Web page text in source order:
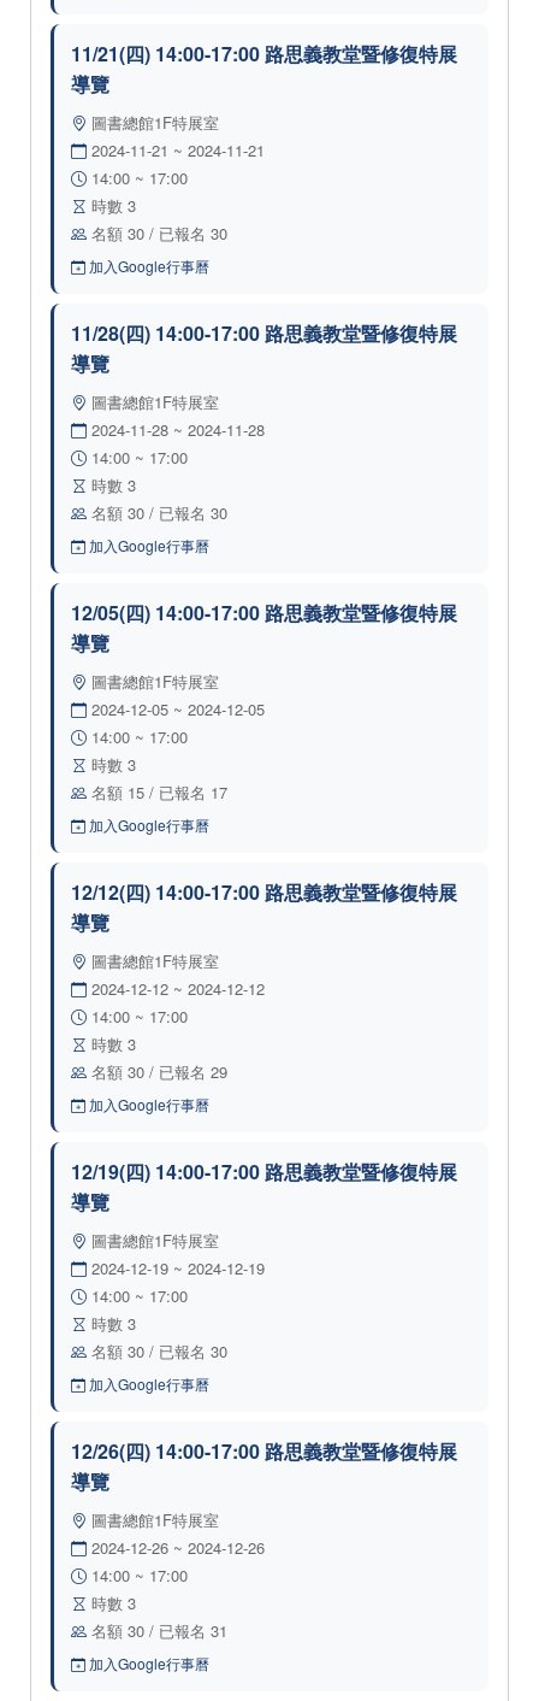
11/21(四) 14:00-17:00 路思義教堂暨修復特展
導覽
圖書總館1F特展室
2024-11-21 ~ 2024-11-21
14:00 ~ 17:00
時數 3
名額 30 / 已報名 30
加入Google行事曆
11/28(四) 14:00-17:00 路思義教堂暨修復特展
導覽
圖書總館1F特展室
2024-11-28 ~ 2024-11-28
14:00 ~ 17:00
時數 3
名額 30 / 已報名 30
加入Google行事曆
12/05(四) 14:00-17:00 路思義教堂暨修復特展
導覽
圖書總館1F特展室
2024-12-05 ~ 2024-12-05
14:00 ~ 17:00
時數 3
名額 15 / 已報名 17
加入Google行事曆
12/12(四) 14:00-17:00 路思義教堂暨修復特展
導覽
圖書總館1F特展室
2024-12-12 ~ 2024-12-12
14:00 ~ 17:00
時數 3
名額 30 / 已報名 29
加入Google行事曆
12/19(四) 14:00-17:00 路思義教堂暨修復特展
導覽
圖書總館1F特展室
2024-12-19 ~ 2024-12-19
14:00 ~ 17:00
時數 3
名額 30 / 已報名 30
加入Google行事曆
12/26(四) 14:00-17:00 路思義教堂暨修復特展
導覽
圖書總館1F特展室
2024-12-26 ~ 2024-12-26
14:00 ~ 17:00
時數 3
名額 30 / 已報名 31
加入Google行事曆